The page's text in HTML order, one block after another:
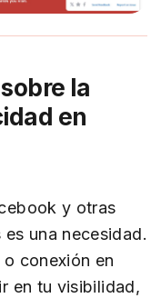
la
en
y otras
una necesidad.
conexión en
en tu visibilidad,